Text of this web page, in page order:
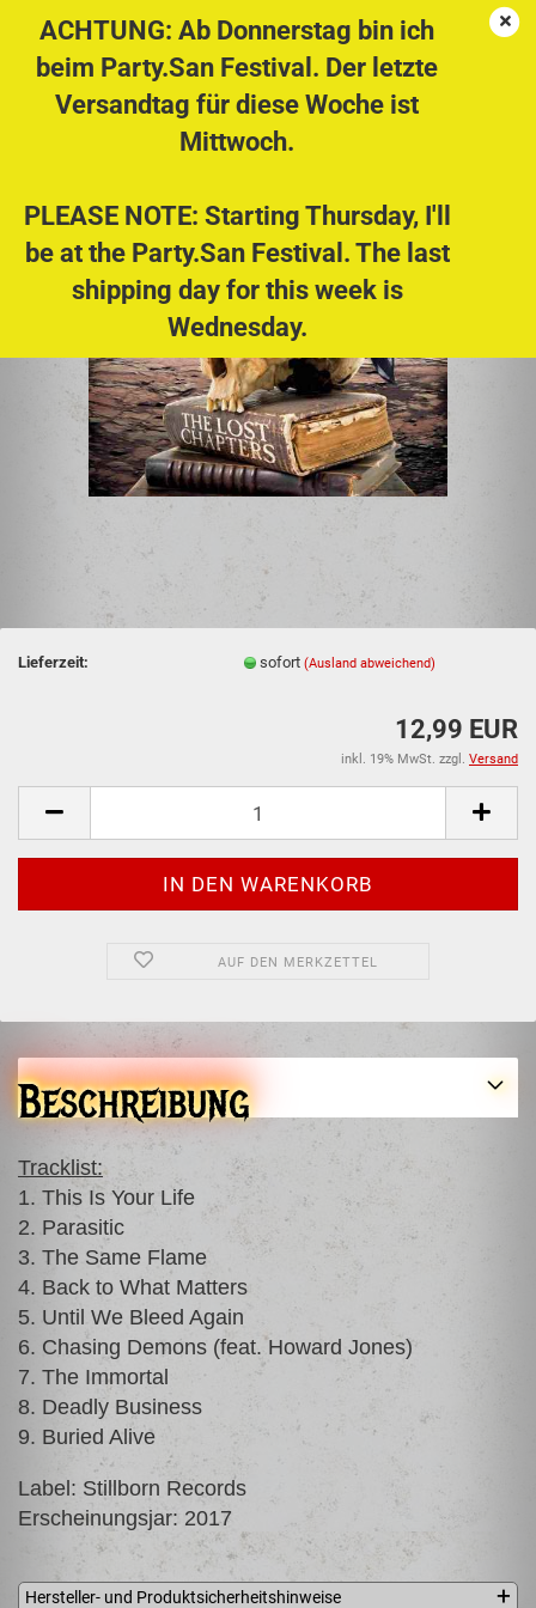
ACHTUNG: Ab Donnerstag bin ich
beim Party.San Festival. Der letzte
Versandtag für diese Woche ist
Mittwoch.
PLEASE NOTE: Starting Thursday, I'll
be at the Party.San Festival. The last
shipping day for this week is
Wednesday.
JASTA - The Lost Chapters CD
Lieferzeit: sofort(Ausland abweichend)
12,99 EUR
inkl. 19% MwSt. zzgl. Versand
AUF DEN MERKZETTEL
Beschreibung
Tracklist:
1. This Is Your Life
2. Parasitic
3. The Same Flame
4. Back to What Matters
5. Until We Bleed Again
6. Chasing Demons (feat. Howard Jones)
7. The Immortal
8. Deadly Business
9. Buried Alive
Label: Stillborn Records
Erscheinungsjar: 2017
Hersteller- und Produktsicherheitshinweise